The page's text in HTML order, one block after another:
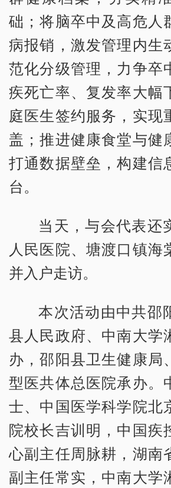
础；将脑卒中及高危人
病报销，激发管理内生
范化分级管理，力争卒
疾死亡率、复发率大幅
庭医生签约服务，实现
盖；推进健康食堂与健
打通数据壁垒，构建信
台。
当天，与会代表还
人民医院、塘渡口镇海
并入户走访。
本次活动由中共邵
县人民政府、中南大学
办，邵阳县卫生健康局
型医共体总医院承办。
士、中国医学科学院北
院校长吉训明，中国疾
心副主任周脉耕，湖南
副主任常实，中南大学